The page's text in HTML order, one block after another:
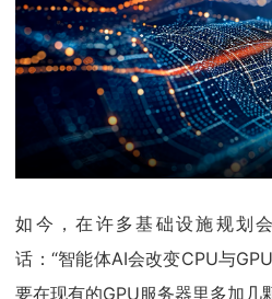
如今，在许多基础设施规划
话：“智能体AI会改变CPU与
要在现有的GPU服务器里多加几